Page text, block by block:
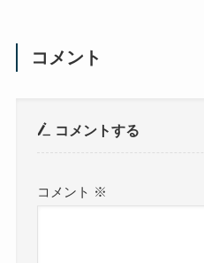
コメント
コメントする
コメント ※